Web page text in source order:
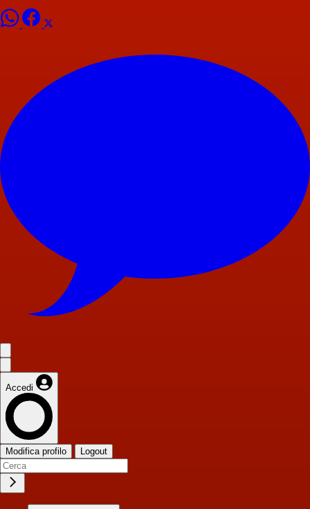
Accedi
Modifica profilo Logout